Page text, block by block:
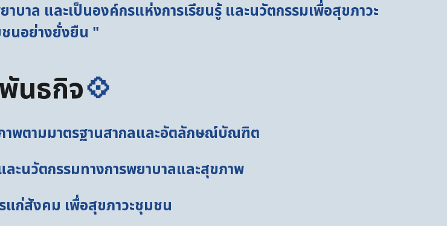
าล และเป็นองค์กรแห่งการเรียนรู้ และนวัตกรรมเพื่อสุขภาวะ
นอย่างยั่งยืน "
พันธกิจ💠
ตามมาตรฐานสากลและอัตลักษณ์บัณฑิต
ะนวัตกรรมทางการพยาบาลและสุขภาพ
แก่สังคม เพื่อสุขภาวะชุมชน